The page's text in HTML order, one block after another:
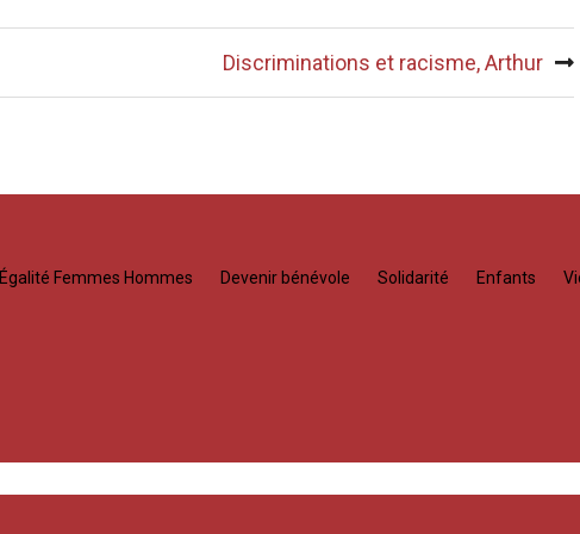
Discriminations et racisme, Arthur
Égalité Femmes Hommes Devenir bénévole Solidarité Enfants